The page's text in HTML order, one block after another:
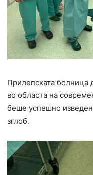
Прилепската болница
во областа на
беше успешно
зглоб.